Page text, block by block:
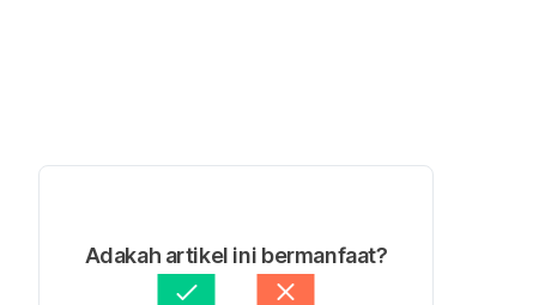
Adakah artikel ini bermanfaat?